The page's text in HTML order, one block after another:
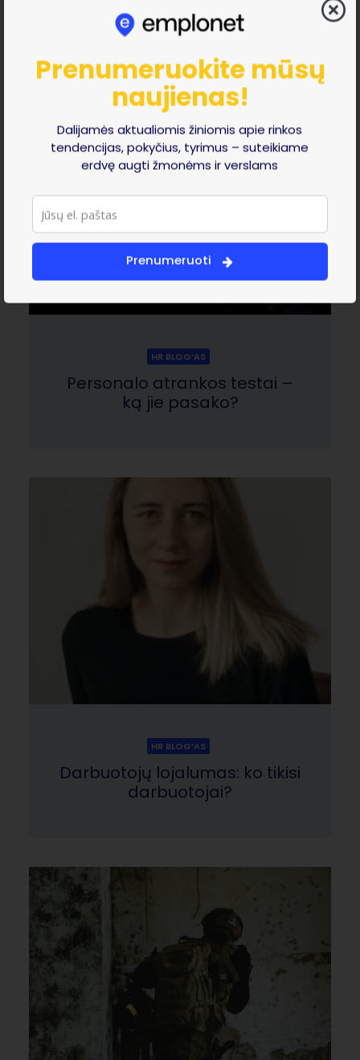
vadovavimas: kaip atskirti?
HR BLOG‘AS
Personalo atrankos testai –
ką jie pasako?
HR BLOG‘AS
Darbuotojų lojalumas: ko tikisi
darbuotojai?
Prenumeruokite mūsų
naujienas!
Dalijamės aktualiomis žiniomis apie rinkos
tendencijas, pokyčius, tyrimus – suteikiame
erdvę augti žmonėms ir verslams
Prenumeruoti